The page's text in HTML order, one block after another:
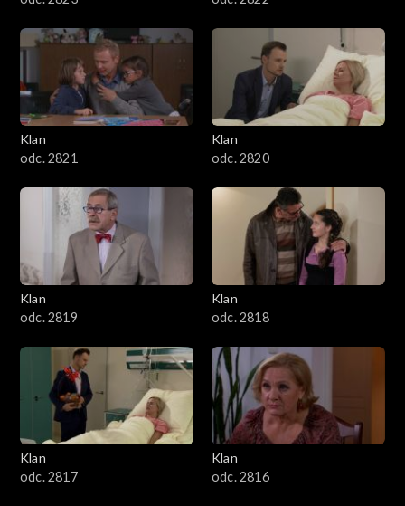
Klan
odc. 2821
Klan
odc. 2820
Klan
odc. 2819
Klan
odc. 2818
Klan
odc. 2817
Klan
odc. 2816